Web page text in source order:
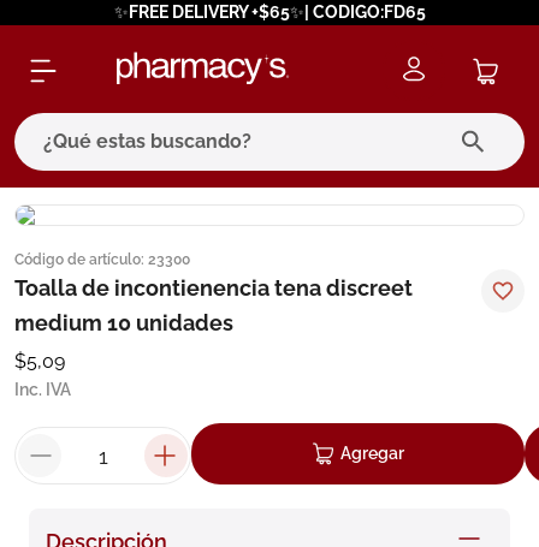
✨FREE DELIVERY +$65✨| CODIGO:FD65
¿Qué estas buscando?
Código de artículo: 23300
Toalla de incontienencia tena discreet
medium 10 unidades
$5,09
Inc. IVA
Agregar
Descripción
términos más buscados
1. eucerin
4.
5. cerave